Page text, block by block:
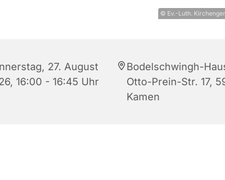
© Ev.-Luth.
27. August
16:00 - 16:45 Uhr
Bodelschwingh-
Otto-Prein-Str. 17,
Kamen